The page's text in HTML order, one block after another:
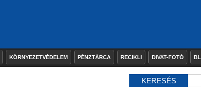
KÖRNYEZETVÉDELEM PÉNZTÁRCA RECIKLI DIVAT-FOTÓ
KERESÉS